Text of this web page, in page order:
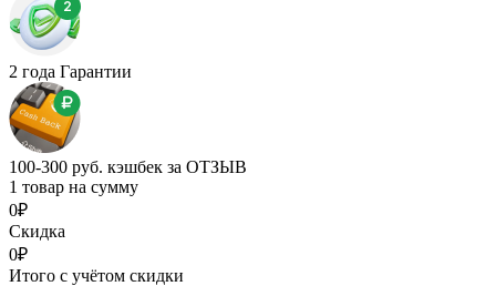
2 года Гарантии
100-300 руб. кэшбек за ОТЗЫВ
1 товар на сумму
0₽
Скидка
0₽
Итого с учётом скидки